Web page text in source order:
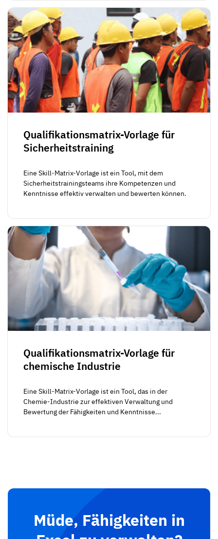
Qualifikationsmatrix-Vorlage für
Sicherheitstraining
Eine Skill-Matrix-Vorlage ist ein Tool, mit dem
Sicherheitstrainingsteams ihre Kompetenzen und
Kenntnisse effektiv verwalten und bewerten können.
Qualifikationsmatrix-Vorlage für
chemische Industrie
Eine Skill-Matrix-Vorlage ist ein Tool, das in der
Chemie-Industrie zur effektiven Verwaltung und
Bewertung der Fähigkeiten und Kenntnisse...
Müde, Fähigkeiten in